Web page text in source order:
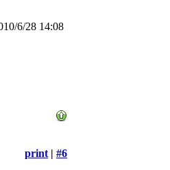
6/28 14:08
print | #6